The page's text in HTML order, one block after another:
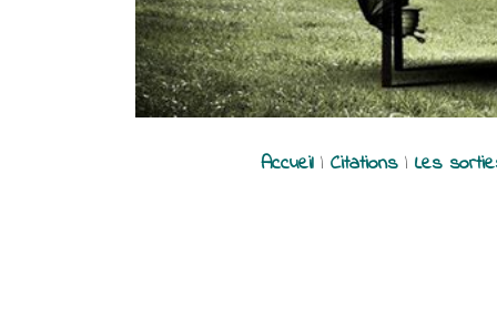
Accueil| Citations| Les